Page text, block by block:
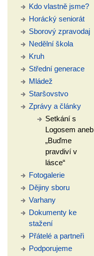
Kdo vlastně jsme?
Horácký seniorát
Sborový zpravodaj
Nedělní škola
Kruh
Střední generace
Mládež
Staršovstvo
Zprávy a články
Setkání s
Logosem aneb
„Buďme
pravdiví v
lásce“
Fotogalerie
Dějiny sboru
Varhany
Dokumenty ke
stažení
Přátelé a partneři
Podporujeme